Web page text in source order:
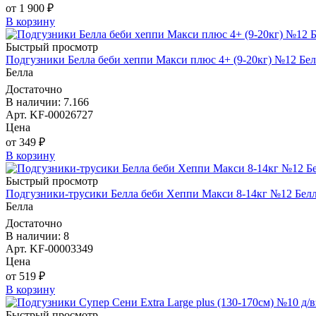
от 1 900 ₽
В корзину
Быстрый просмотр
Подгузники Белла беби хеппи Макси плюс 4+ (9-20кг) №12
Белла
Достаточно
В наличии: 7.166
Арт. KF-00026727
Цена
от 349 ₽
В корзину
Быстрый просмотр
Подгузники-трусики Белла беби Хеппи Макси 8-14кг №12
Белла
Достаточно
В наличии: 8
Арт. KF-00003349
Цена
от 519 ₽
В корзину